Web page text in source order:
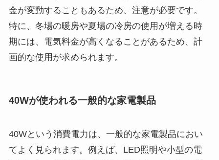
金が変動することもあるため、注意が必要です。
特に、冬場の暖房や夏場の冷房の使用が増える時
期には、電気料金が高くなることがあるため、計
画的な使用が求められます。
40Wが使われる一般的な家電製品
40Wという消費電力は、一般的な家電製品におい
てよく見られます。例えば、LED照明や小型の電